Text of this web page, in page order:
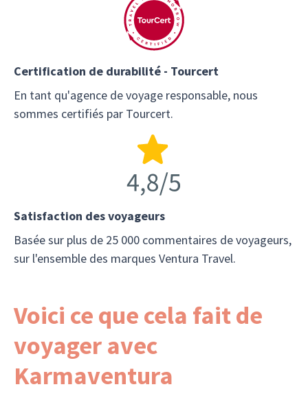
Certification de durabilité - Tourcert
En tant qu'agence de voyage responsable, nous
sommes certifiés par Tourcert.
Satisfaction des voyageurs
Basée sur plus de 25 000 commentaires de voyageurs,
sur l'ensemble des marques Ventura Travel.
Voici ce que cela fait de
voyager avec
Karmaventura